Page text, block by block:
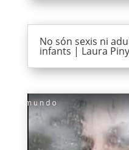
No són sexis ni
infants | Laura